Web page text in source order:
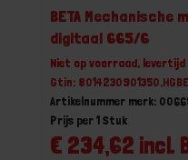
BETA
digitaal 665/6
Niet op voorraad,
Gtin:
Artikelnummer merk:
€ 234,62 incl.
Prijs per 1 Stuk